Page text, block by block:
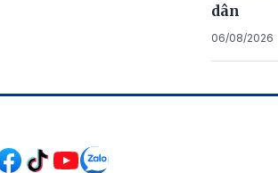
dân
06/08/2026